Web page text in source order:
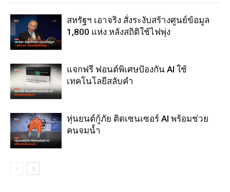
สหรัฐฯ เอาจริง สั่งระงับสร้างศูนย์ข้อมูล
1,800 แห่ง หลังสถิติใช้ไฟพุ่ง
แจกฟรี ฟอนต์พิเศษป้องกัน AI ใช้
เทคโนโลยีสลับคำ
หุ่นยนต์กู้ภัย ติดเซนเซอร์ AI พร้อมช่วย
คนจมน้ำ